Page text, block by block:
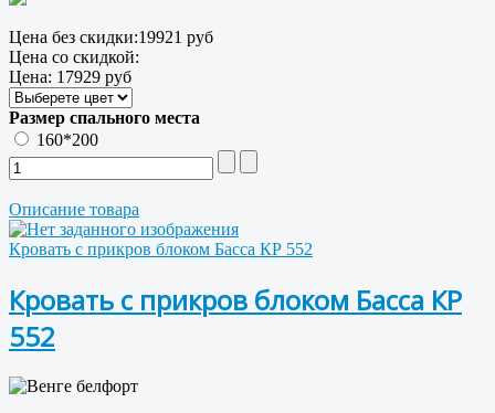
Цена без скидки:19921 руб
Цена со скидкой:
Цена: 17929 руб
Размер спального места
160*200
Описание товара
Кровать с прикров блоком Басса КР 552
Кровать с прикров блоком Басса КР
552